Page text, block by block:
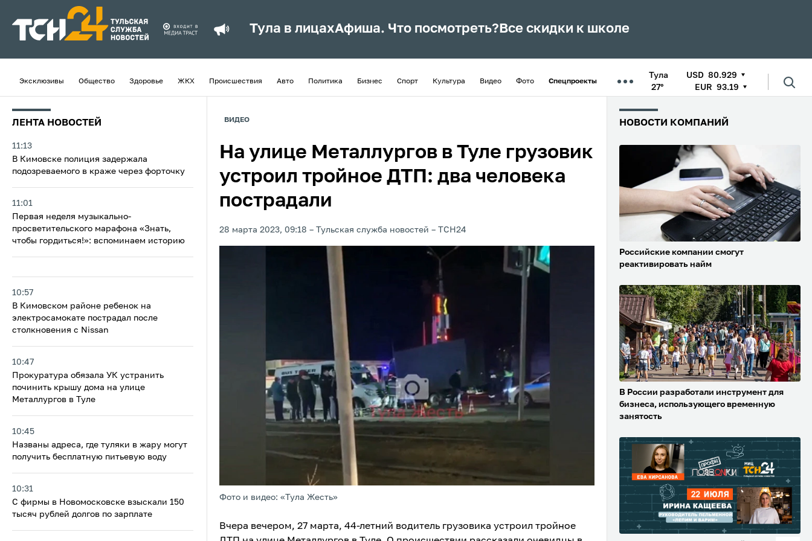
Тула в лицахАфиша. Что посмотреть? Все скидки к школе
Эксклюзивы Общество Здоровье ЖКХ Происшествия Авто Политика Бизнес Спорт Культура Видео Фото Спецпроекты
Тула
27°
USD 80.929
EUR 93.19
ЛЕНТА НОВОСТЕЙ
11:13
В Кимовске полиция задержала
подозреваемого в краже через форточку
11:01
Первая неделя музыкально-
просветительского марафона «Знать,
чтобы гордиться!»: вспоминаем историю
10:57
В Кимовском районе ребенок на
электросамокате пострадал после
столкновения с Nissan
10:47
Прокуратура обязала УК устранить
починить крышу дома на улице
Металлургов в Туле
10:45
Названы адреса, где туляки в жару могут
получить бесплатную питьевую воду
10:31
С фирмы в Новомосковске взыскали 150
тысяч рублей долгов по зарплате
ВИДЕО
На улице Металлургов в Туле грузовик
устроил тройное ДТП: два человека
пострадали
28 марта 2023, 09:18 Тульская служба новостей ТСН24
Фото и видео: «Тула Жесть»
Вчера вечером, 27 марта, 44-летний водитель грузовика устроил тройное
НОВОСТИ КОМПАНИЙ
Российские компании смогут
реактивировать найм
В России разработали инструмент для
бизнеса, использующего временную
занятость